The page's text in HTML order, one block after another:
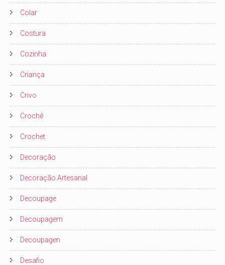
Colar
Costura
Cozinha
Criança
Crivo
Crochê
Crochet
Decoração
Decoração Artesanal
Decoupage
Decoupagem
Decoupagen
Desafio